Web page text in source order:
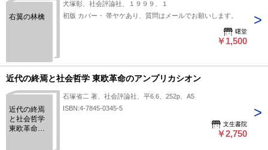
右翼の林檎
犬塚彰、社会評論社、１９９９、１
初版 カバー・ 帯ヤケあり、質問はメールでお願いします。
曙堂
￥1,500
近代の終焉と社会哲学 東欧革命のアンプリカシオン
近代の終焉
と社会哲学
東欧革命の
石塚省二 著、社会評論社、平6.6、252p、A5
ISBN:4-7845-0345-5
文生書院
￥2,750